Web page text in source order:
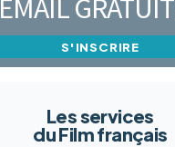
EMAIL
S'INSCRIRE
Les services
du Film français